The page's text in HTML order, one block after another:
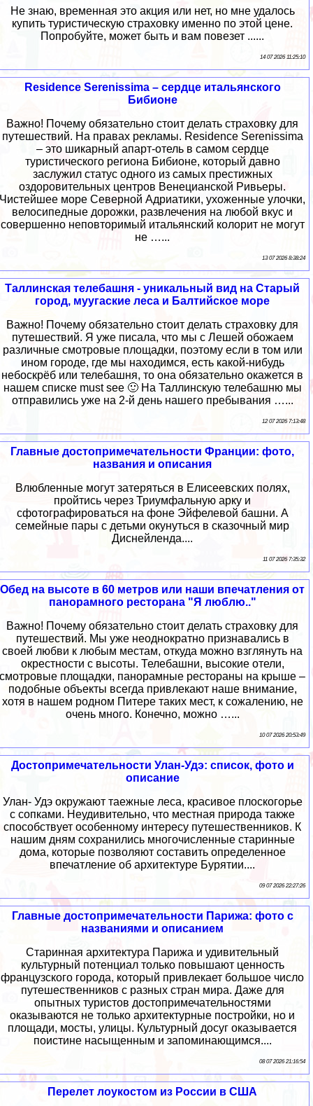
Не знаю, временная это акция или нет, но мне удалось
купить туристическую страховку именно по этой цене.
Попробуйте, может быть и вам повезет ......
14 07 2026 11:25:10
Residence Serenissima – сердце итальянского
Бибионе
Важно! Почему обязательно стоит делать страховку для
путешествий. На правах рекламы. Residence Serenissima
– это шикарный апарт-отель в самом сердце
туристического региона Бибионе, который давно
заслужил статус одного из самых престижных
оздоровительных центров Венецианской Ривьеры.
Чистейшее море Северной Адриатики, ухоженные улочки,
велосипедные дорожки, развлечения на любой вкус и
совершенно неповторимый итальянский колорит не могут
не …...
13 07 2026 8:38:24
Таллинская телебашня - уникальный вид на Старый
город, муугаские леса и Балтийское море
Важно! Почему обязательно стоит делать страховку для
путешествий. Я уже писала, что мы с Лешей обожаем
различные смотровые площадки, поэтому если в том или
ином городе, где мы находимся, есть какой-нибудь
небоскрёб или телебашня, то она обязательно окажется в
нашем списке must see 🙂 На Таллинскую телебашню мы
отправились уже на 2-й день нашего пребывания …...
12 07 2026 7:13:48
Главные достопримечательности Франции: фото,
названия и описания
Влюбленные могут затеряться в Елисеевских полях,
пройтись через Триумфальную арку и
сфотографироваться на фоне Эйфелевой башни. А
семейные пары с детьми окунуться в сказочный мир
Диснейленда....
11 07 2026 7:35:32
Обед на высоте в 60 метров или наши впечатления от
панорамного ресторана "Я люблю.."
Важно! Почему обязательно стоит делать страховку для
путешествий. Мы уже неоднократно признавались в
своей любви к любым местам, откуда можно взглянуть на
окрестности с высоты. Телебашни, высокие отели,
смотровые площадки, панорамные рестораны на крыше –
подобные объекты всегда привлекают наше внимание,
хотя в нашем родном Питере таких мест, к сожалению, не
очень много. Конечно, можно …...
10 07 2026 20:53:49
Достопримечательности Улан-Удэ: список, фото и
описание
Улан- Удэ окружают таежные леса, красивое плоскогорье
с сопками. Неудивительно, что местная природа также
способствует особенному интересу путешественников. К
нашим дням сохранились многочисленные старинные
дома, которые позволяют составить определенное
впечатление об архитектуре Бурятии....
09 07 2026 22:27:26
Главные достопримечательности Парижа: фото с
названиями и описанием
Старинная архитектура Парижа и удивительный
культурный потенциал только повышают ценность
французского города, который привлекает большое число
путешественников с разных стран мира. Даже для
опытных туристов достопримечательностями
оказываются не только архитектурные постройки, но и
площади, мосты, улицы. Культурный досуг оказывается
поистине насыщенным и запоминающимся....
08 07 2026 21:16:54
Перелет лоукостом из России в США